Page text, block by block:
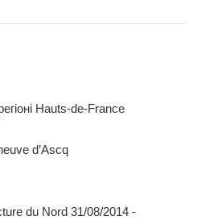
Hauts-de-France
d’Ascq
du Nord 31/08/2014 -